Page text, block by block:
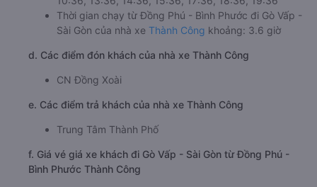
Thời gian chạy từ Đồng Phú - Bình Phước đi Gò Vấp -
Sài Gòn của nhà xe Thành Công khoảng: 3.6 giờ
d. Các điểm đón khách của nhà xe Thành Công
CN Đồng Xoài
e. Các điểm trả khách của nhà xe Thành Công
Trung Tâm Thành Phố
f. Giá vé giá xe khách đi Gò Vấp - Sài Gòn từ Đồng Phú -
Bình Phước Thành Công